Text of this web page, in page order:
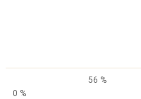
56 %
0 %